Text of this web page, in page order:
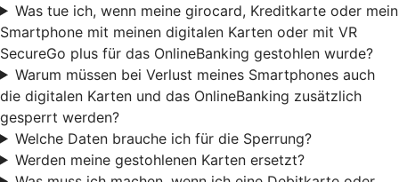
Was tue ich, wenn meine girocard, Kreditkarte oder mein
Smartphone mit meinen digitalen Karten oder mit VR
SecureGo plus für das OnlineBanking gestohlen wurde?
Warum müssen bei Verlust meines Smartphones auch
die digitalen Karten und das OnlineBanking zusätzlich
gesperrt werden?
Welche Daten brauche ich für die Sperrung?
Werden meine gestohlenen Karten ersetzt?